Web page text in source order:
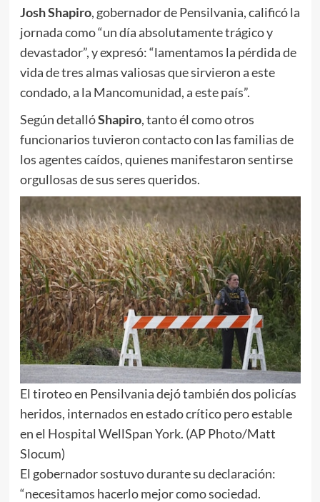
Josh Shapiro, gobernador de Pensilvania, calificó la
jornada como “un día absolutamente trágico y
devastador”, y expresó: “lamentamos la pérdida de
vida de tres almas valiosas que sirvieron a este
condado, a la Mancomunidad, a este país”.
Según detallóShapiro, tanto él como otros
funcionarios tuvieron contacto con las familias de
los agentes caídos, quienes manifestaron sentirse
orgullosas de sus seres queridos.
El tiroteo en Pensilvania dejó también dos policías
heridos, internados en estado crítico pero estable
en el Hospital WellSpan York. (AP Photo/Matt
Slocum)
El gobernador sostuvo durante su declaración:
“necesitamos hacerlo mejor como sociedad.